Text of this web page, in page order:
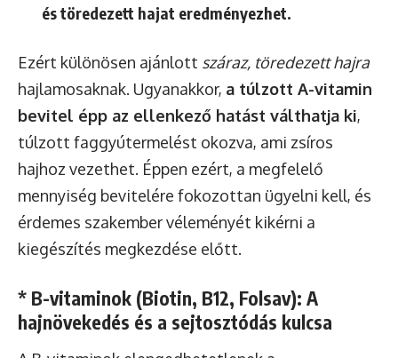
és töredezett hajat eredményezhet.
Ezért különösen ajánlott száraz, töredezett hajra
hajlamosaknak. Ugyanakkor, a túlzott A-vitamin
bevitel épp az ellenkező hatást válthatja ki,
túlzott faggyútermelést okozva, ami zsíros
hajhoz vezethet. Éppen ezért, a megfelelő
mennyiség bevitelére fokozottan ügyelni kell, és
érdemes szakember véleményét kikérni a
kiegészítés megkezdése előtt.
* B-vitaminok (Biotin, B12, Folsav): A
hajnövekedés és a sejtosztódás kulcsa